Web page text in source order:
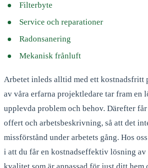
Filterbyte
Service och reparationer
Radonsanering
Mekanisk frånluft
Arbetet inleds alltid med ett kostnadsfritt
av våra erfarna projektledare tar fram en
upplevda problem och behov. Därefter
offert och arbetsbeskrivning, så att det
missförstånd under arbetets gång. Hos
i att du får en kostnadseffektiv lösning av